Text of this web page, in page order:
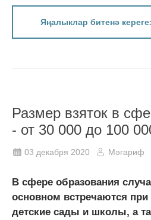
Яңалыклар битенә
Размер взяток в
- от 30 000 до 100
03 декабря 2020 Мәгариф
В сфере образования
основном встречаются при
детские сады и школы, а